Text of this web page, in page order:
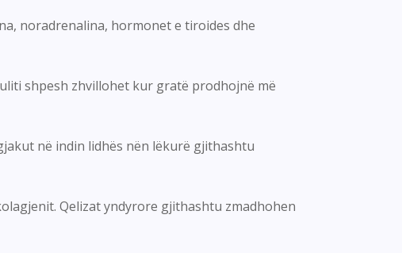
noradrenalina, hormonet e tiroides dhe
shpesh zhvillohet kur gratë prodhojnë më
në indin lidhës nën lëkurë gjithashtu
Qelizat yndyrore gjithashtu zmadhohen